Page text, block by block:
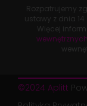
Rozpatrujemy
ustawy z dnia
Więcej
wewnętrznych
©2024 Aplitt